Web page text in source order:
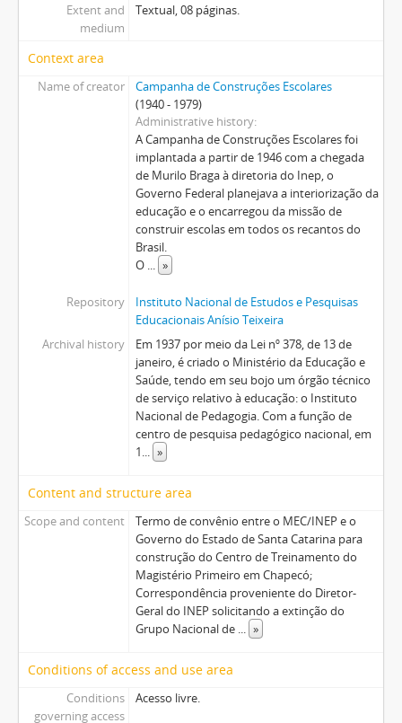
Extent and
medium
Textual, 08 páginas.
Context area
Name of creator
Campanha de Construções Escolares
(1940 - 1979)
Administrative history
A Campanha de Construções Escolares foi
implantada a partir de 1946 com a chegada
de Murilo Braga à diretoria do Inep, o
Governo Federal planejava a interiorização da
educação e o encarregou da missão de
construir escolas em todos os recantos do
Brasil.
O ... »
Repository
Instituto Nacional de Estudos e Pesquisas
Educacionais Anísio Teixeira
Archival history
Em 1937 por meio da Lei nº 378, de 13 de
janeiro, é criado o Ministério da Educação e
Saúde, tendo em seu bojo um órgão técnico
de serviço relativo à educação: o Instituto
Nacional de Pedagogia. Com a função de
centro de pesquisa pedagógico nacional, em
1... »
Content and structure area
Scope and content
Termo de convênio entre o MEC/INEP e o
Governo do Estado de Santa Catarina para
construção do Centro de Treinamento do
Magistério Primeiro em Chapecó;
Correspondência proveniente do Diretor-
Geral do INEP solicitando a extinção do
Grupo Nacional de ... »
Conditions of access and use area
Conditions
governing access
Acesso livre.